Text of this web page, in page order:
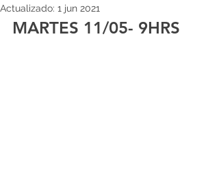
Actualizado: 1 jun 2021
MARTES 11/05- 9HRS